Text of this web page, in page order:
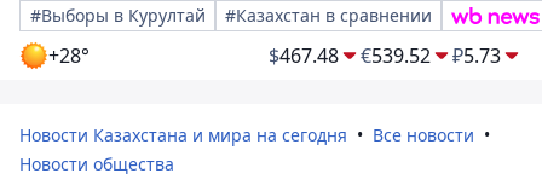
#Выборы в Курултай
#Казахстан в сравнении
+28° $467.48 €539.52 ₽5.73
Новости Казахстана и мира на сегодня
Все новости
Новости общества